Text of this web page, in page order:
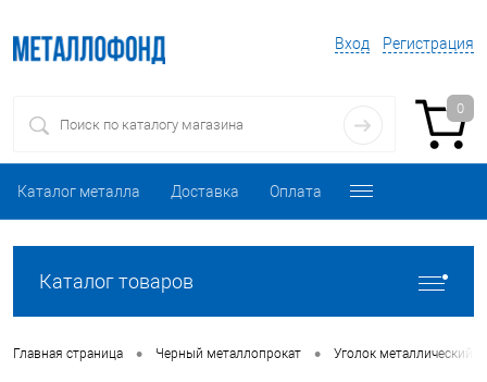
Вход Регистрация
0
Каталог металла Доставка Оплата
Каталог товаров
Главная страница • Черный металлопрокат • Уголок металлический